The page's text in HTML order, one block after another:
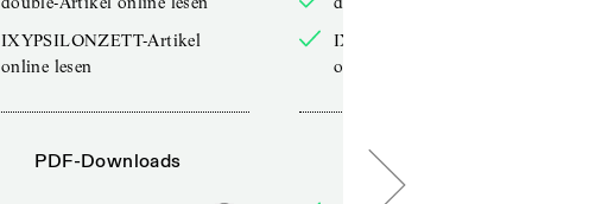
IXYPSILONZETT-Artikel
online lesen
PDF-Downloads
IXYPSILONZETT-Artikel
online lesen
PDF-Downloads